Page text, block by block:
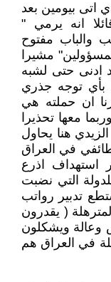
اتى بيومين بعد
يوم 28 حزيران قائلا انه يرمي "
والباب مفتوح
مشيرا
ادنى حتى لشبه
بأي توجه جذري
ان حملته هي
معها تحذيرا
هنا يحاول
في العراق
استهداف اذرع
التي نضبت
تدبير رواتب
( يقدرون
منهم 80% فائض وعالة ويشكلون
في العراق هم